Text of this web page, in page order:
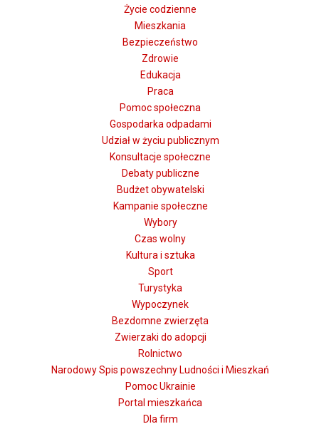
Życie codzienne
Mieszkania
Bezpieczeństwo
Zdrowie
Edukacja
Praca
Pomoc społeczna
Gospodarka odpadami
Udział w życiu publicznym
Konsultacje społeczne
Debaty publiczne
Budżet obywatelski
Kampanie społeczne
Wybory
Czas wolny
Kultura i sztuka
Sport
Turystyka
Wypoczynek
Bezdomne zwierzęta
Zwierzaki do adopcji
Rolnictwo
Narodowy Spis powszechny Ludności i Mieszkań
Pomoc Ukrainie
Portal mieszkańca
Dla firm